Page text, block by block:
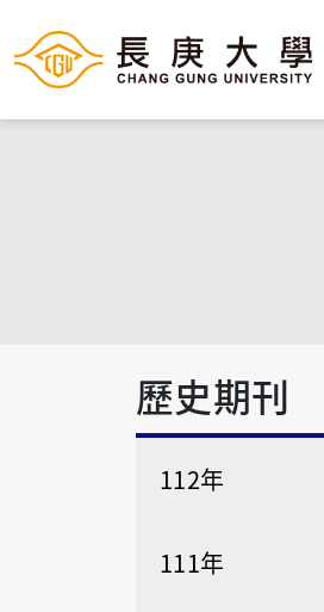
歷史期刊
112年
111年